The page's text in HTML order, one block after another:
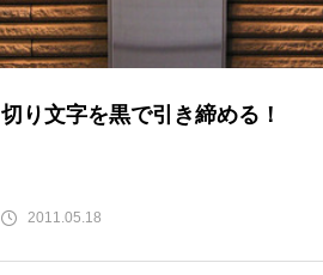
切り文字を黒で引き締める！
2011.05.18